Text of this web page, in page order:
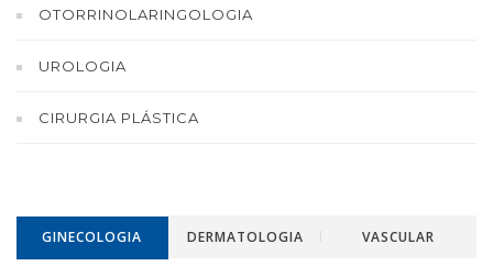
OTORRINOLARINGOLOGIA
UROLOGIA
CIRURGIA PLÁSTICA
GINECOLOGIA DERMATOLOGIA VASCULAR